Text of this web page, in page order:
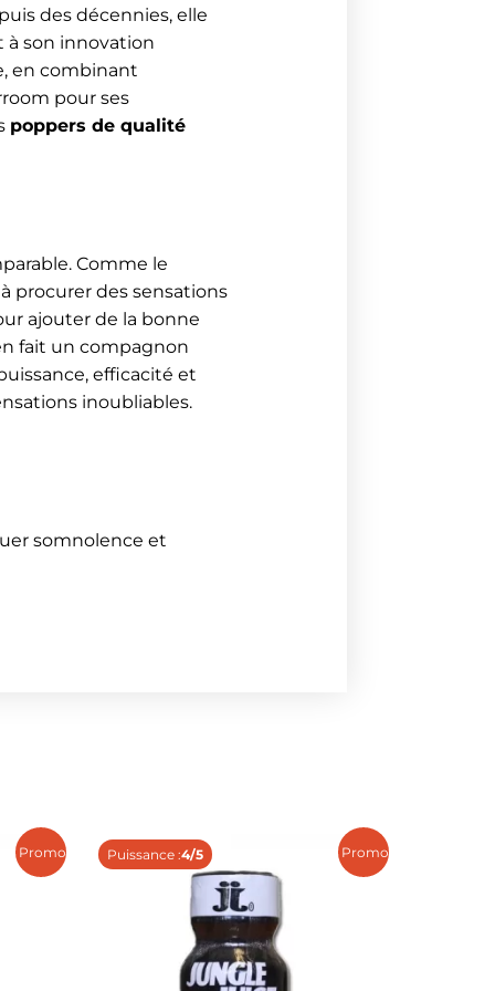
des décennies, elle
à son innovation
en combinant
pour ses
poppers de qualité
Comme le
procurer des sensations
ajouter de la bonne
fait un compagnon
efficacité et
inoubliables.
somnolence et
Promo ! Promo !
Puissance :4/5